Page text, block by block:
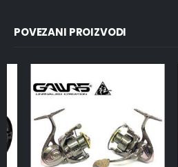
POVEZANI PROIZVODI